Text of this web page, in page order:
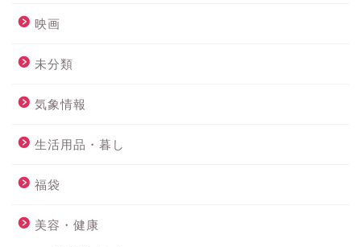
映画
未分類
気象情報
生活用品・暮し
福袋
美容・健康